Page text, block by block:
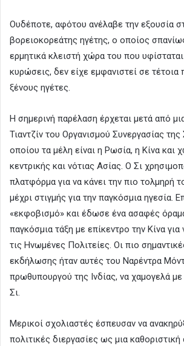
Ουδέποτε, αφότου ανέλαβε την εξουσία
βορειοκορεάτης ηγέτης, ο οποίος
ερμητικά κλειστή χώρα του που
κυρώσεις, δεν είχε εμφανιστεί σε τέτοια
ξένους ηγέτες.
Η σημερινή παρέλαση έρχεται μετά από
Τιαντζίν του Οργανισμού Συνεργασίας
οποίου τα μέλη είναι η Ρωσία, η Κίνα και
κεντρικής και νότιας Ασίας. Ο Σι
πλατφόρμα για να κάνει την πιο τολμηρή
μέχρι στιγμής για την παγκόσμια ηγεσία.
«εκφοβισμό» και έδωσε ένα ασαφές
παγκόσμια τάξη με επίκεντρο την Κίνα
τις Ηνωμένες Πολιτείες. Οι πιο
εκδήλωσης ήταν αυτές του Ναρέντρα
πρωθυπουργού της Ινδίας, να χαμογελά με
Σι.
Μερικοί σχολιαστές έσπευσαν να
πολιτικές διεργασίες ως μια καθοριστική